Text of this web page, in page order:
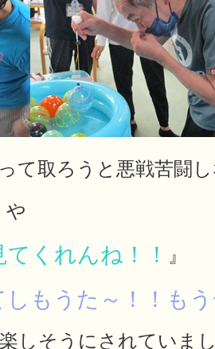
て取ろうと悪戦苦闘
や
くれんね！！ 』
もうた～！！もう
しそうにされていま